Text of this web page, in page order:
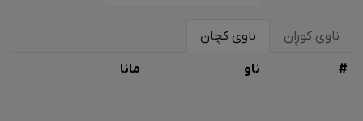
ناوی کوڕان ناوی کچان
# ناو مانا